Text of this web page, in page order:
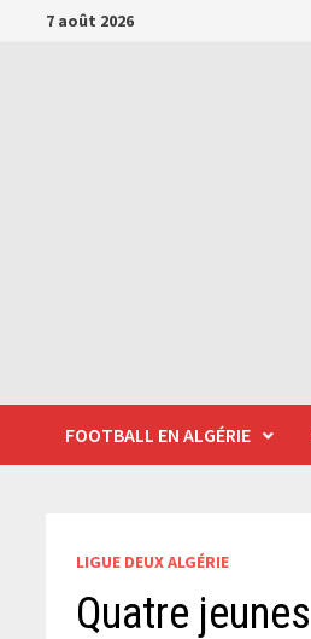
Passer7 août 2026
FOOTBALL EN ALGÉRIE
LIGUE DEUX ALGÉRIE
Quatre